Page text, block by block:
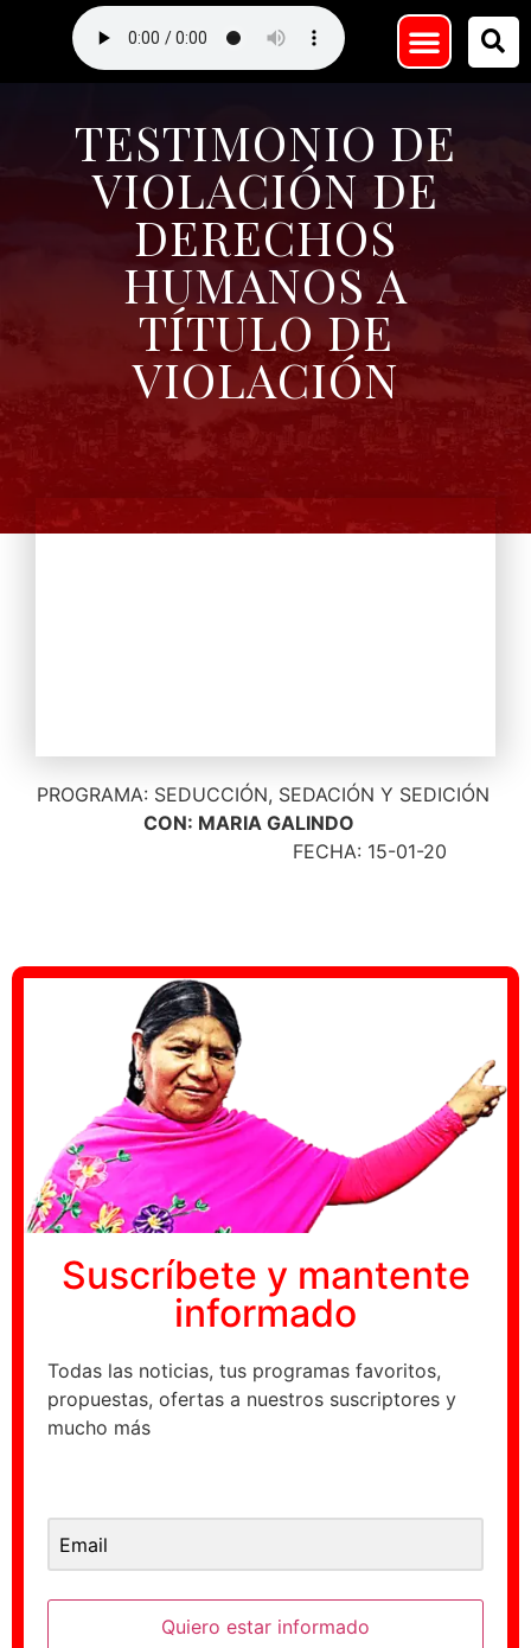
TESTIMONIO DE
VIOLACIÓN DE
DERECHOS
HUMANOS A
TÍTULO DE
VIOLACIÓN
PROGRAMA: SEDUCCIÓN, SEDACIÓN Y SEDICIÓN
CON: MARIA GALINDO
FECHA: 15-01-20
Suscrí­bete y mantente
informado
Todas las noticias, tus programas favoritos,
propuestas, ofertas a nuestros suscriptores y
mucho más
Quiero estar informado